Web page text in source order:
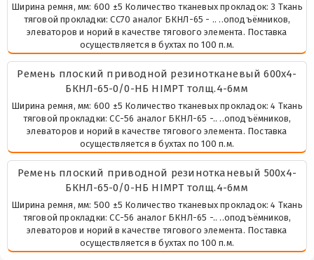
Ширина ремня, мм: 600 ±5 Количество тканевых прокладок: 3 Ткань
тяговой прокладки: СС70 аналог БКНЛ-65 - .. ..оподъёмников,
элеваторов и норий в качестве тягового элемента. Поставка
осуществляется в бухтах по 100 п.м.
Ремень плоский приводной резинотканевый 600х4-
БКНЛ-65-0/0-НБ HIMPT толщ.4-6мм
Ширина ремня, мм: 600 ±5 Количество тканевых прокладок: 4 Ткань
тяговой прокладки: СС-56 аналог БКНЛ-65 -.. ..оподъёмников,
элеваторов и норий в качестве тягового элемента. Поставка
осуществляется в бухтах по 100 п.м.
Ремень плоский приводной резинотканевый 500х4-
БКНЛ-65-0/0-НБ HIMPT толщ.4-6мм
Ширина ремня, мм: 500 ±5 Количество тканевых прокладок: 4 Ткань
тяговой прокладки: СС-56 аналог БКНЛ-65 -.. ..оподъёмников,
элеваторов и норий в качестве тягового элемента. Поставка
осуществляется в бухтах по 100 п.м.